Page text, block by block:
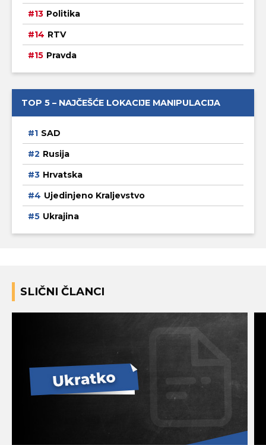
Politika
RTV
Pravda
TOP 5 – NAJČEŠĆE LOKACIJE MANIPULACIJA
SAD
Rusija
Hrvatska
Ujedinjeno Kraljevstvo
Ukrajina
SLIČNI ČLANCI